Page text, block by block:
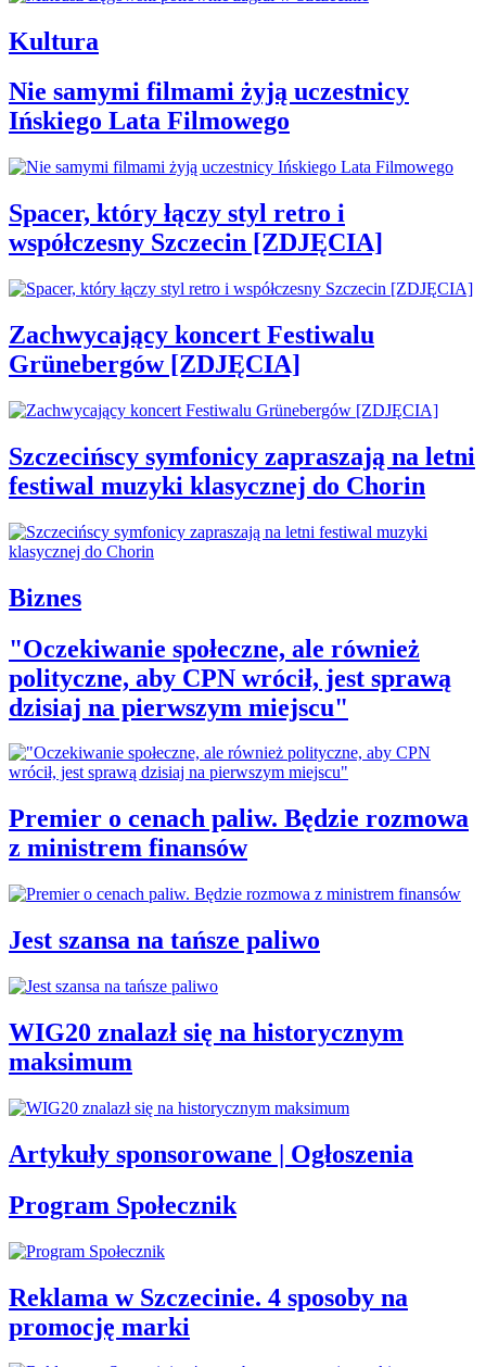
Kultura
Nie samymi filmami żyją uczestnicy
Ińskiego Lata Filmowego
Spacer, który łączy styl retro i
współczesny Szczecin [ZDJĘCIA]
Zachwycający koncert Festiwalu
Grünebergów [ZDJĘCIA]
Szczecińscy symfonicy zapraszają na letni
festiwal muzyki klasycznej do Chorin
Biznes
"Oczekiwanie społeczne, ale również
polityczne, aby CPN wrócił, jest sprawą
dzisiaj na pierwszym miejscu"
Premier o cenach paliw. Będzie rozmowa
z ministrem finansów
Jest szansa na tańsze paliwo
WIG20 znalazł się na historycznym
maksimum
Artykuły sponsorowane | Ogłoszenia
Program Społecznik
Reklama w Szczecinie. 4 sposoby na
promocję marki